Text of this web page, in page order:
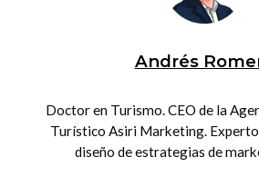
Andrés
Doctor en Turismo. CEO de la
Turístico Asiri Marketing.
diseño de estrategias de